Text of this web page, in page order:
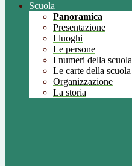
Scuola
Panoramica
Presentazione
I luoghi
Le persone
I numeri della scuola
Le carte della scuola
Organizzazione
La storia